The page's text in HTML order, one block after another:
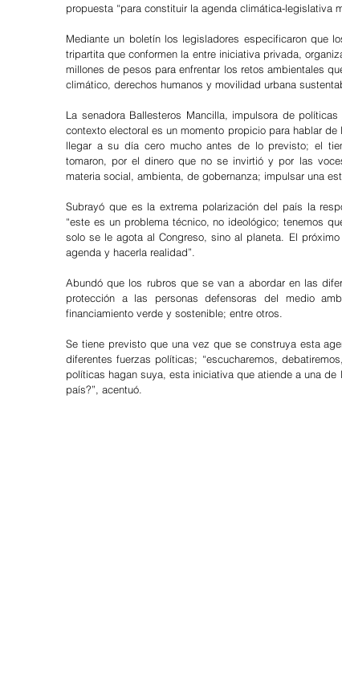
propuesta “para constituir la agenda climática-legislativa
Mediante un boletín los legisladores especificaron que
tripartita que conformen la entre iniciativa privada,
millones de pesos para enfrentar los retos ambientales
climático, derechos humanos y movilidad urbana
La senadora Ballesteros Mancilla, impulsora de
contexto electoral es un momento propicio para hablar
llegar a su día cero mucho antes de lo previsto; el
tomaron, por el dinero que no se invirtió y por las
materia social, ambienta, de gobernanza; impulsar una
Subrayó que es la extrema polarización del país la
“este es un problema técnico, no ideológico; tenemos
solo se le agota al Congreso, sino al planeta. El
agenda y hacerla realidad”.
Abundó que los rubros que se van a abordar en las
protección a las personas defensoras del medio
financiamiento verde y sostenible; entre otros.
Se tiene previsto que una vez que se construya esta
diferentes fuerzas políticas; “escucharemos,
políticas hagan suya, esta iniciativa que atiende a una
país?”, acentuó.